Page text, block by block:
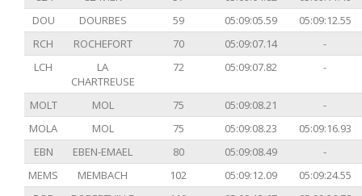
DOU
DOURBES 59 05:09:05.59
05:09:12.55
RCH
ROCHEFORT 70 05:09:07.14
-
LCH
LA
CHARTREUSE
72 05:09:07.82 -
MOLT MOL 75 05:09:08.21
-
MOLA
MOL 75 05:09:08.23
05:09:16.93
EBN
EBEN-EMAEL 80 05:09:08.49
-
MEMS
MEMBACH 102 05:09:12.09
05:09:24.55